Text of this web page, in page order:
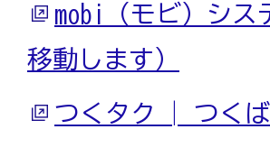
mobi（モビ）シス
移動します）
つくタク | つく